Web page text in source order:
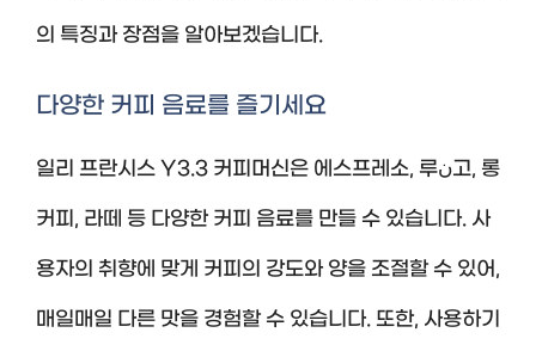
의 특징과 장점을 알아보겠습니다.
다양한 커피 음료를 즐기세요
일리 프란시스 Y3.3 커피머신은 에스프레소, 루ن고, 롱
커피, 라떼 등 다양한 커피 음료를 만들 수 있습니다. 사
용자의 취향에 맞게 커피의 강도와 양을 조절할 수 있어,
매일매일 다른 맛을 경험할 수 있습니다. 또한, 사용하기